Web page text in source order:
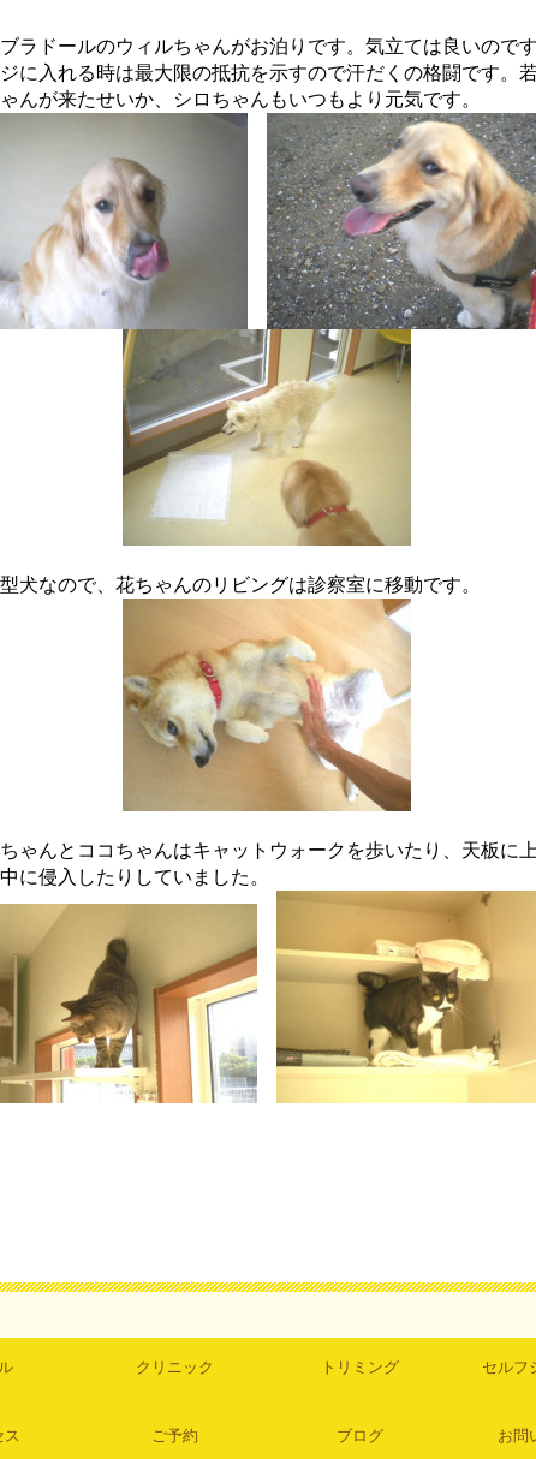
ラドールのウィルちゃんがお泊りです。気立ては良いので
に入れる時は最大限の抵抗を示すので汗だくの格闘です。
んが来たせいか、シロちゃんもいつもより元気です。
犬なので、花ちゃんのリビングは診察室に移動です。
ゃんとココちゃんはキャットウォークを歩いたり、天板に
に侵入したりしていました。
クリニック トリミング セルフ
ス ご予約 ブログ お問